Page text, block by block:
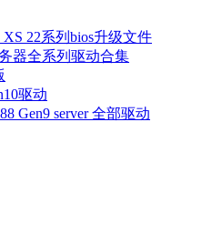
22系列bios升级文件
器全系列驱动合集
驱动
Gen9 server 全部驱动